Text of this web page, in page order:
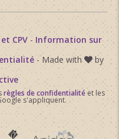
CPV- Information sur
- Made with
by
règles de confidentialitéet les
s'appliquent.